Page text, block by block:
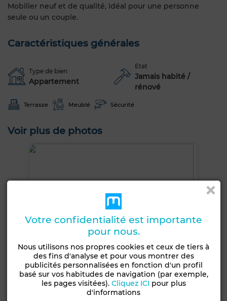
Mobilier neuf et de qualité, idéal pour une personne
seule ou un couple.
Caractéristiques générales
Type de bien
Appartement
Etat
Jamais habité /
rénové
Terrasse Meublé Sécurité
Voir plus de photos
Votre confidentialité est importante
pour nous.
Nous utilisons nos propres cookies et ceux de tiers à
des fins d'analyse et pour vous montrer des
publicités personnalisées en fonction d'un profil
basé sur vos habitudes de navigation (par exemple,
les pages visitées). Cliquez ICI pour plus
d'informations